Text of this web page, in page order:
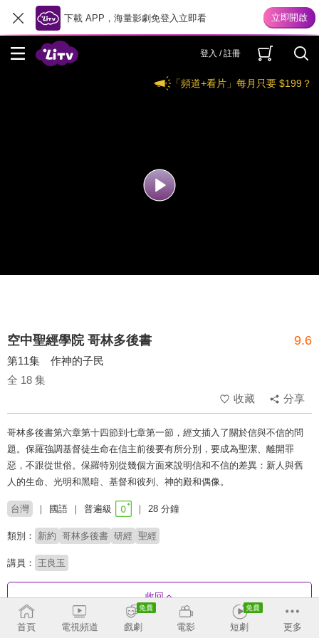
下載 APP，海量影劇免登入立即看
登入 / 註冊
「頻道+看片」每月只要 $199？
空中聖經學院 哥林多後書 9.6
第11集 作神的子民
全 18 集
收藏
分享
哥林多後書第六章第十四節到七章第一節，經文插入了關於信與不信的問
題。保羅強調基督徒生命在信主前後要有所分別，要成為聖潔、離開罪
惡，不跟從世俗。保羅特別從幾個方面來說明信和不信的差異：新人與舊
人的生命、光明和黑暗、基督和彼列、神的殿和偶像。
台灣 國語 普遍級 28 分鐘
類別： 新約 哥林多後書 研經 聖經
講員： 王良玉
收回
首頁 電視頻道 戲劇 電影 短劇 更多